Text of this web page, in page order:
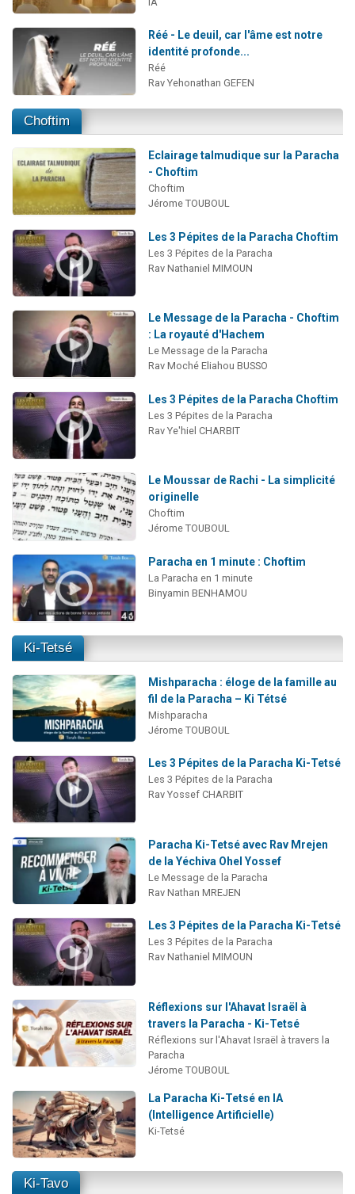
Réé - Le deuil, car l'âme est notre
identité profonde...
Réé
Rav Yehonathan GEFEN
Choftim
Eclairage talmudique sur la Paracha
- Choftim
Choftim
Jérome TOUBOUL
Les 3 Pépites de la Paracha Choftim
Les 3 Pépites de la Paracha
Rav Nathaniel MIMOUN
Le Message de la Paracha - Choftim
: La royauté d'Hachem
Le Message de la Paracha
Rav Moché Eliahou BUSSO
Les 3 Pépites de la Paracha Choftim
Les 3 Pépites de la Paracha
Rav Ye'hiel CHARBIT
Le Moussar de Rachi - La simplicité
originelle
Choftim
Jérome TOUBOUL
Paracha en 1 minute : Choftim
La Paracha en 1 minute
Binyamin BENHAMOU
Ki-Tetsé
Mishparacha : éloge de la famille au
fil de la Paracha – Ki Tétsé
Mishparacha
Jérome TOUBOUL
Les 3 Pépites de la Paracha Ki-Tetsé
Les 3 Pépites de la Paracha
Rav Yossef CHARBIT
Paracha Ki-Tetsé avec Rav Mrejen
de la Yéchiva Ohel Yossef
Le Message de la Paracha
Rav Nathan MREJEN
Les 3 Pépites de la Paracha Ki-Tetsé
Les 3 Pépites de la Paracha
Rav Nathaniel MIMOUN
Réflexions sur l'Ahavat Israël à
travers la Paracha - Ki-Tetsé
Réflexions sur l'Ahavat Israël à travers la
Paracha
Jérome TOUBOUL
La Paracha Ki-Tetsé en IA
(Intelligence Artificielle)
Ki-Tetsé
Ki-Tavo